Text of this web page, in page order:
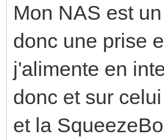
Mon NAS est
donc une prise
j'alimente en
donc et sur
et la